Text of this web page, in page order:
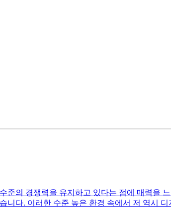
준의 경쟁력을 유지하고 있다는 점에 매력을
니다. 이러한 수준 높은 환경 속에서 저 역시